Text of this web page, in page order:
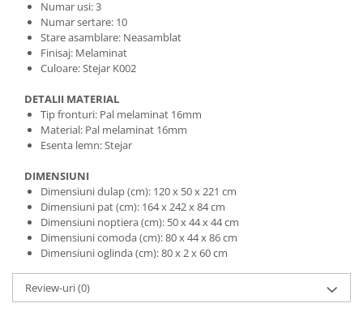
Numar usi: 3
Numar sertare: 10
Stare asamblare: Neasamblat
Finisaj: Melaminat
Culoare: Stejar K002
DETALII MATERIAL
Tip fronturi: Pal melaminat 16mm
Material: Pal melaminat 16mm
Esenta lemn: Stejar
DIMENSIUNI
Dimensiuni dulap (cm): 120 x 50 x 221 cm
Dimensiuni pat (cm): 164 x 242 x 84 cm
Dimensiuni noptiera (cm): 50 x 44 x 44 cm
Dimensiuni comoda (cm): 80 x 44 x 86 cm
Dimensiuni oglinda (cm): 80 x 2 x 60 cm
Review-uri(0)